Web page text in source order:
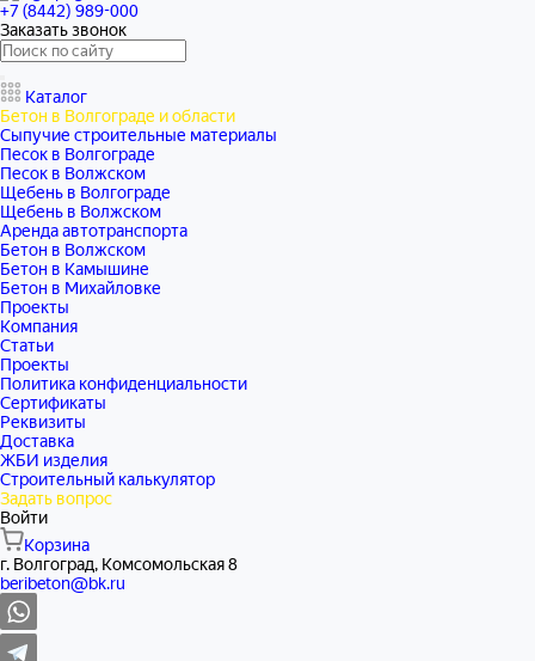
+7 (8442) 989-000
Заказать звонок
Каталог
Бетон в Волгограде и области
Сыпучие строительные материалы
Песок в Волгограде
Песок в Волжском
Щебень в Волгограде
Щебень в Волжском
Аренда автотранспорта
Бетон в Волжском
Бетон в Камышине
Бетон в Михайловке
Проекты
Компания
Статьи
Проекты
Политика конфиденциальности
Сертификаты
Реквизиты
Доставка
ЖБИ изделия
Строительный калькулятор
Задать вопрос
Войти
Корзина
г. Волгоград, Комсомольская 8
beribeton@bk.ru